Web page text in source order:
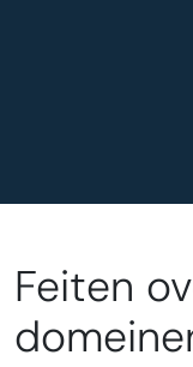
Feiten